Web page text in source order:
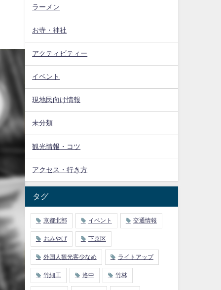
ラーメン
お寺・神社
アクティビティー
イベント
現地民向け情報
未分類
観光情報・コツ
アクセス・行き方
タグ
京都北部 イベント 交通情報
おみやげ 下京区
外国人観光客少なめ ライトアップ
竹細工 洛中 竹林